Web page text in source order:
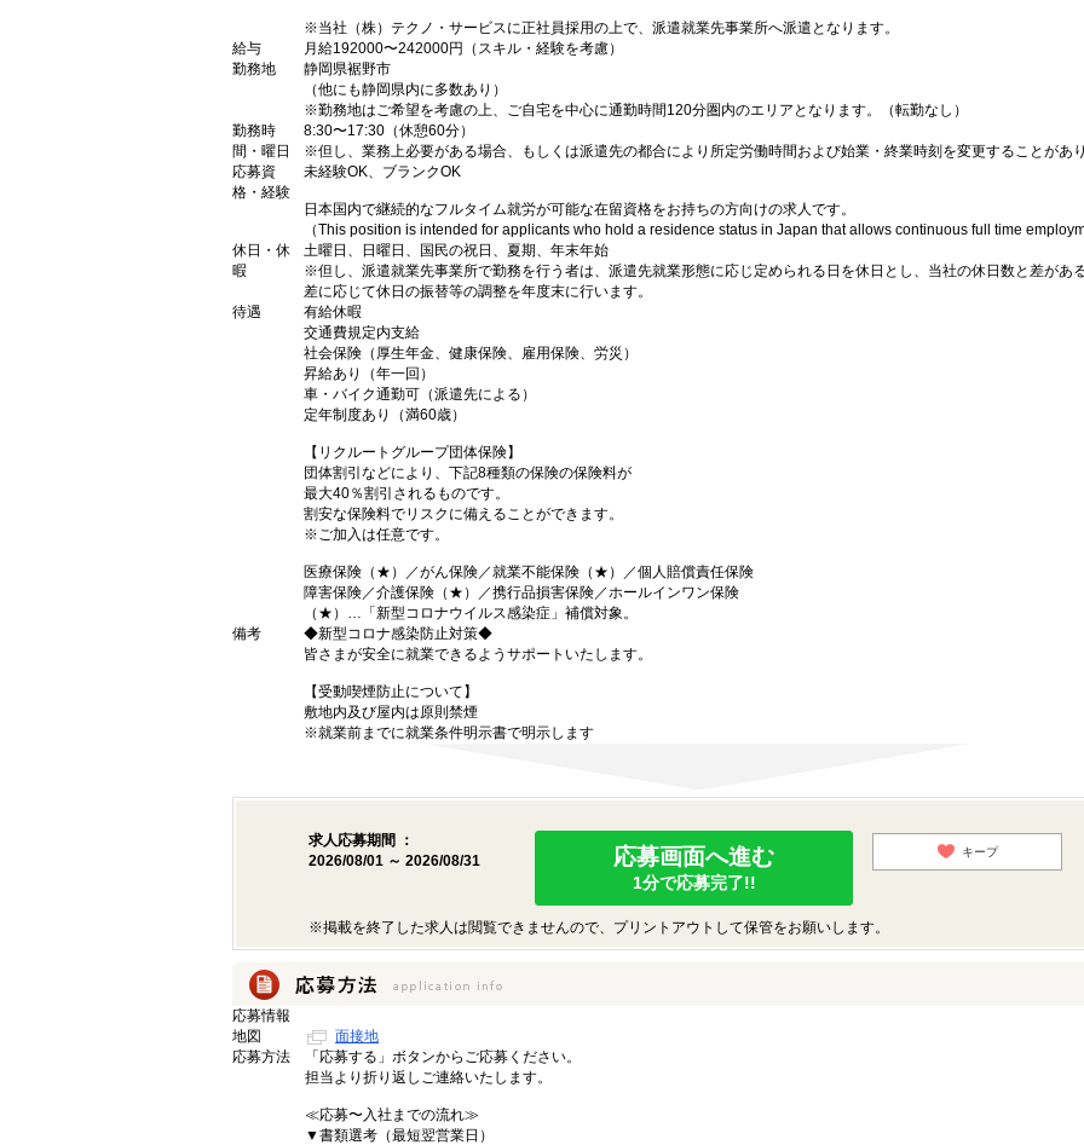
※当社（株）テクノ・サービスに正社員採用の上で、派遣就業先事業所へ派遣となります。
給与
月給192000〜242000円（スキル・経験を考慮）
勤務地
静岡県裾野市
（他にも静岡県内に多数あり）
※勤務地はご希望を考慮の上、ご自宅を中心に通勤時間120分圏内のエリアとなります。（転勤なし）
勤務時
間・曜日
8:30〜17:30（休憩60分）
※但し、業務上必要がある場合、もしくは派遣先の都合により所定労働時間および始業・終業時刻を変更することがあり
応募資
格・経験
未経験OK、ブランクOK
日本国内で継続的なフルタイム就労が可能な在留資格をお持ちの方向けの求人です。
（This position is intended for applicants who hold a residence status in Japan that allows continuous full time
休日・休
暇
土曜日、日曜日、国民の祝日、夏期、年末年始
※但し、派遣就業先事業所で勤務を行う者は、派遣先就業形態に応じ定められる日を休日とし、当社の休日数と差があ
差に応じて休日の振替等の調整を年度末に行います。
待遇
有給休暇
交通費規定内支給
社会保険（厚生年金、健康保険、雇用保険、労災）
昇給あり（年一回）
車・バイク通勤可（派遣先による）
定年制度あり（満60歳）
【リクルートグループ団体保険】
団体割引などにより、下記8種類の保険の保険料が
最大40％割引されるものです。
割安な保険料でリスクに備えることができます。
※ご加入は任意です。
医療保険（★）／がん保険／就業不能保険（★）／個人賠償責任保険
障害保険／介護保険（★）／携行品損害保険／ホールインワン保険
（★）…「新型コロナウイルス感染症」補償対象。
備考
◆新型コロナ感染防止対策◆
皆さまが安全に就業できるようサポートいたします。
【受動喫煙防止について】
敷地内及び屋内は原則禁煙
※就業前までに就業条件明示書で明示します
求人応募期間 ：
2026/08/01 ～ 2026/08/31
応募画面へ進む
1分で応募完了!!
キープ
※掲載を終了した求人は閲覧できませんので、プリントアウトして保管をお願いします。
応募情報
地図
面接地
応募方法
「応募する」ボタンからご応募ください。
担当より折り返しご連絡いたします。
≪応募〜入社までの流れ≫
▼書類選考（最短翌営業日）